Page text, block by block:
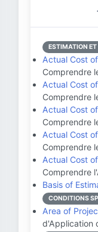
ESTIMATION
Actual Cost
Comprendre
Actual Cost
Comprendre
Actual Cost
Comprendre
Actual Cost
Comprendre
Actual Cost
Comprendre
Basis of
CONDITIONS
Area of
d'Application